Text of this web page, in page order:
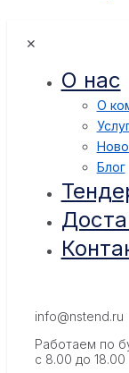
✕
О нас
О
Блог
info@nstend.ru
Работаем по
с 8.00 до 18.00